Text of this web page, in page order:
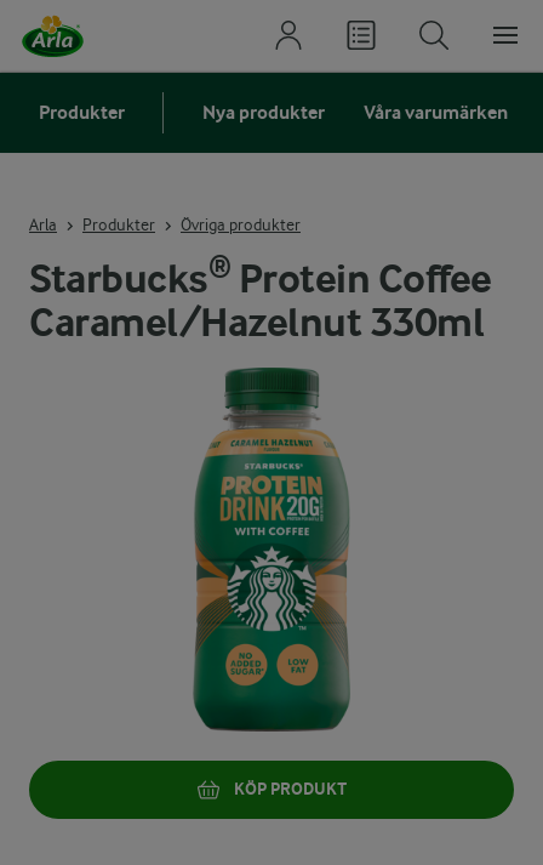
Produkter Nya produkter Våra varumärken
Arla Produkter Övriga produkter
Starbucks® Protein Coffee
Caramel/Hazelnut 330ml
KÖP PRODUKT